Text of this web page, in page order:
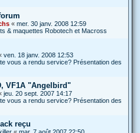
« mer. 30 janv. 2008 12:59
& maquettes Robotech et Macross
ven. 18 janv. 2008 12:53
vous a rendu service? Présentation des
VF1A "Angelbird"
jeu. 20 sept. 2007 14:17
vous a rendu service? Présentation des
reçu
« mar. 7 août 2007 22:50